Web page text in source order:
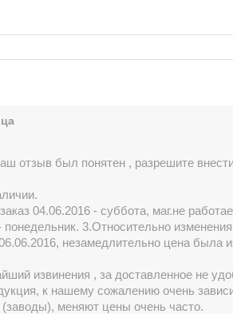
отзыв был понятен , разрешите
04.06.2016 - суббота, маг.не
понедельник. 3.Относительно
незамедлительно цена была
извинения , за доставленное не
к нашему сожалению очень
меняют цены очень часто.